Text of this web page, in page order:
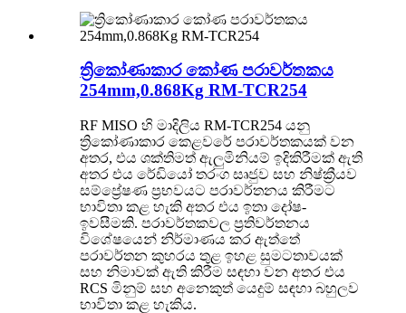
ත්‍රිකෝණාකාර කෝණ පරාවර්තකය
254mm,0.868Kg RM-TCR254
RF MISO හි මාදිලිය RM-TCR254 යනු
ත්‍රිකෝණාකාර කෙළවරේ පරාවර්තකයක් වන
අතර, එය ශක්තිමත් ඇලුමිනියම් ඉදිකිරීමක් ඇති
අතර එය රේඩියෝ තරංග සෘජුව සහ නිෂ්ක්‍රීයව
සම්ප්‍රේෂණ ප්‍රභවයට පරාවර්තනය කිරීමට
භාවිතා කළ හැකි අතර එය ඉතා දෝෂ-
ඉවසීමකි. පරාවර්තකවල ප්‍රතිවර්තනය
විශේෂයෙන් නිර්මාණය කර ඇත්තේ
පරාවර්තන කුහරය තුළ ඉහළ සුමටතාවයක්
සහ නිමාවක් ඇති කිරීම සඳහා වන අතර එය
RCS මිනුම් සහ අනෙකුත් යෙදුම් සඳහා බහුලව
භාවිතා කළ හැකිය.